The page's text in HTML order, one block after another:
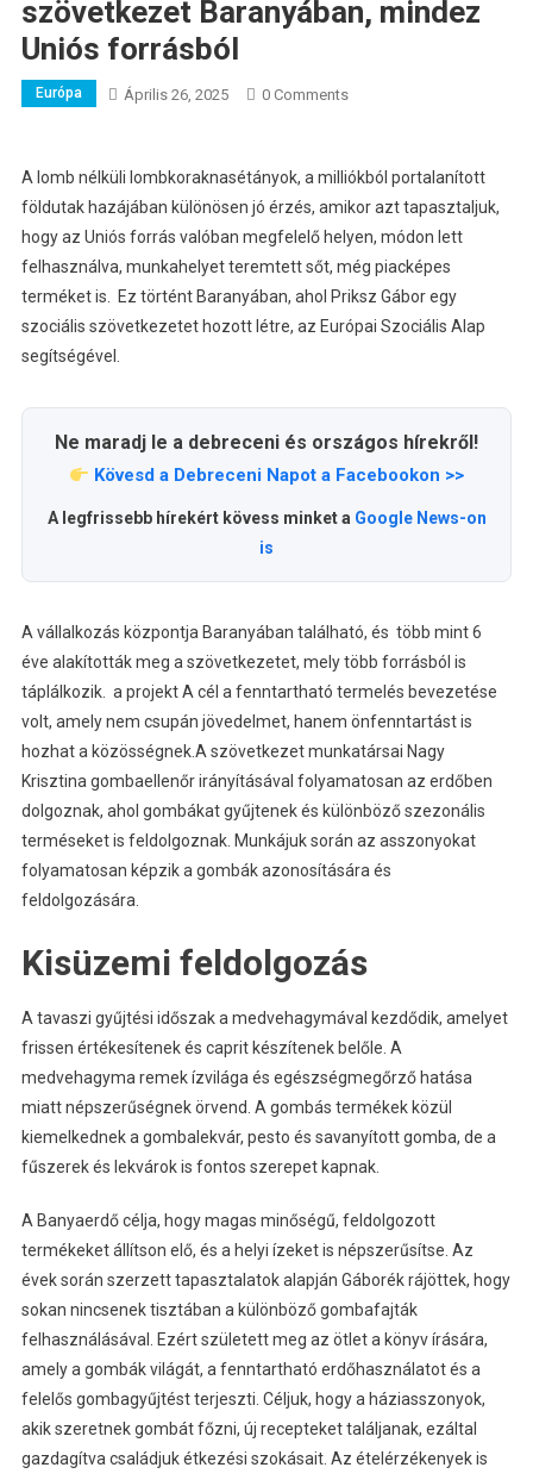
szövetkezet Baranyában, mindez
Uniós forrásból
Európa Április 26, 2025 0 Comments
A lomb nélküli lombkoraknasétányok, a milliókból portalanított
földutak hazájában különösen jó érzés, amikor azt tapasztaljuk,
hogy az Uniós forrás valóban megfelelő helyen, módon lett
felhasználva, munkahelyet teremtett sőt, még piacképes
terméket is. Ez történt Baranyában, ahol Priksz Gábor egy
szociális szövetkezetet hozott létre, az Európai Szociális Alap
segítségével.
Ne maradj le a debreceni és országos hírekről!
Kövesd a Debreceni Napot a Facebookon >>
A legfrissebb hírekért kövess minket a Google News-on
is
A vállalkozás központja Baranyában található, és több mint 6
éve alakították meg a szövetkezetet, mely több forrásból is
táplálkozik. a projekt A cél a fenntartható termelés bevezetése
volt, amely nem csupán jövedelmet, hanem önfenntartást is
hozhat a közösségnek.A szövetkezet munkatársai Nagy
Krisztina gombaellenőr irányításával folyamatosan az erdőben
dolgoznak, ahol gombákat gyűjtenek és különböző szezonális
terméseket is feldolgoznak. Munkájuk során az asszonyokat
folyamatosan képzik a gombák azonosítására és
feldolgozására.
Kisüzemi feldolgozás
A tavaszi gyűjtési időszak a medvehagymával kezdődik, amelyet
frissen értékesítenek és caprit készítenek belőle. A
medvehagyma remek ízvilága és egészségmegőrző hatása
miatt népszerűségnek örvend. A gombás termékek közül
kiemelkednek a gombalekvár, pesto és savanyított gomba, de a
fűszerek és lekvárok is fontos szerepet kapnak.
A Banyaerdő célja, hogy magas minőségű, feldolgozott
termékeket állítson elő, és a helyi ízeket is népszerűsítse. Az
évek során szerzett tapasztalatok alapján Gáborék rájöttek, hogy
sokan nincsenek tisztában a különböző gombafajták
felhasználásával. Ezért született meg az ötlet a könyv írására,
amely a gombák világát, a fenntartható erdőhasználatot és a
felelős gombagyűjtést terjeszti. Céljuk, hogy a háziasszonyok,
akik szeretnek gombát főzni, új recepteket találjanak, ezáltal
gazdagítva családjuk étkezési szokásait. Az ételérzékenyek is